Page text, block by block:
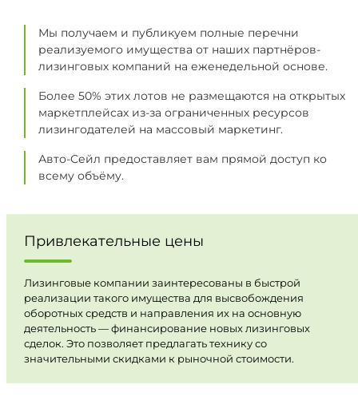
Мы получаем и публикуем полные перечни
реализуемого имущества от наших партнёров-
лизинговых компаний на еженедельной основе.
Более 50% этих лотов не размещаются на открытых
маркетплейсах из-за ограниченных ресурсов
лизингодателей на массовый маркетинг.
Авто-Сейл предоставляет вам прямой доступ ко
всему объёму.
Привлекательные цены
Лизинговые компании заинтересованы в быстрой
реализации такого имущества для высвобождения
оборотных средств и направления их на основную
деятельность — финансирование новых лизинговых
сделок. Это позволяет предлагать технику со
значительными скидками к рыночной стоимости.